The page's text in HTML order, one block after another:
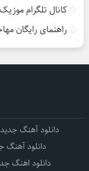
کانال تلگرام
راهنمای رایگان
دانلود آهنگ
دانلود
دانلود اهنگ